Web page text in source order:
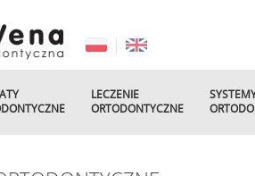
LECZENIE
ORTODONTYCZNE